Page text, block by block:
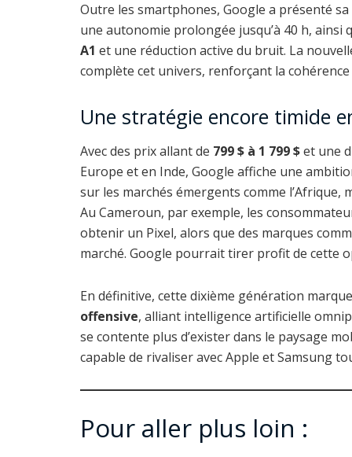
Outre les smartphones, Google a présenté sa
une autonomie prolongée jusqu’à 40 h, ainsi
A1 et une réduction active du bruit. La
complète cet univers, renforçant la cohérence
Une stratégie encore timide
Avec des prix allant de 799 $ à 1 799 $et une
Europe et en Inde, Google affiche une
sur les marchés émergents comme l’Afrique,
Au Cameroun, par exemple, les
obtenir un Pixel, alors que des marques
marché. Google pourrait tirer profit de cette
En définitive, cette dixième génération
offensive, alliant intelligence artificielle
se contente plus d’exister dans le paysage
capable de rivaliser avec Apple et Samsung
Pour aller plus loin :